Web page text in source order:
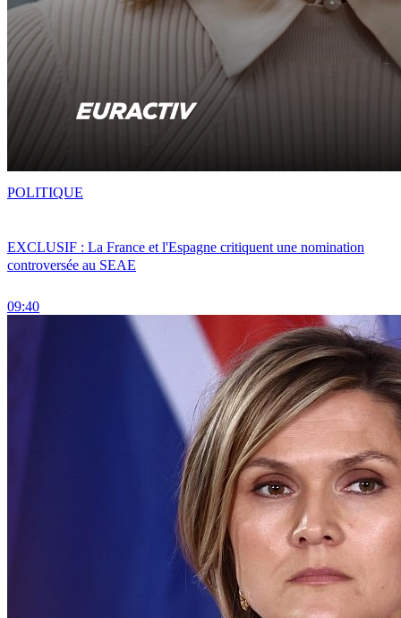
EXCLUSIF : La France et l'Espagne critiquent une nomination
controversée au SEAE
09:40
POLITIQUE